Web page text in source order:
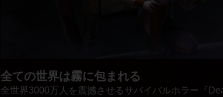
全ての世界は霧に包まれる
全世界3000万人を震撼させるサバイバルホラー『